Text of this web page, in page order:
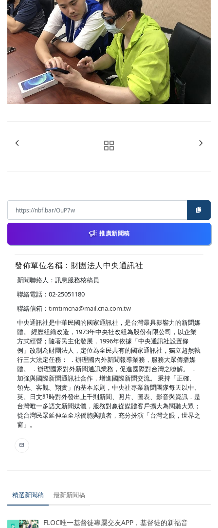
推廣新聞稿
發佈單位名稱：財團法人中央通訊社
新聞聯絡人：訊息服務核稿員
聯絡電話：02-25051180
聯絡信箱： timtimcna@mail.cna.com.tw
中央通訊社是中華民國的國家通訊社，是台灣最具影響力的新聞媒
體。 經歷組織改造，1973年中央社改組為股份有限公司，以企業
方式經營；隨著民主化發展，1996年依據「中央通訊社設置條
例」改制為財團法人，定位為全民共有的國家通訊社，獨立超然執
行三大法定任務： ．辦理國內外新聞報導業務，服務大眾傳播媒
體。 ．辦理國家對外新聞通訊業務，促進國際對台灣之瞭解。 ．
加強與國際新聞通訊社合作，增進國際新聞交流。 秉持「正確、
領先、客觀、翔實」的基本原則，中央社專業新聞團隊每天以中、
英、日文即時對外發出上千則新聞、照片、圖表、影音與資訊，是
台灣唯一多語文新聞媒體，服務對象從媒體客戶擴大為閱聽大眾；
從台灣民眾延伸至全球僑胞與讀者，充分扮演「台灣之眼，世界之
窗」。
精選新聞稿 最新新聞稿
FLOC唯一基督徒專屬交友APP，基督徒的新福音